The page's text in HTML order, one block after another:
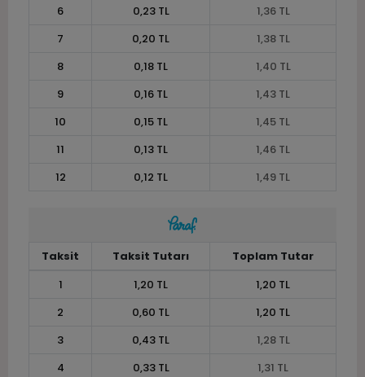
6 0,23 TL
1,36 TL
7
0,20 TL
1,38 TL
8
0,18 TL
1,40 TL
9
0,16 TL
1,43 TL
10
0,15 TL
1,45 TL
11
0,13 TL
1,46 TL
12
0,12 TL 1,49 TL
Taksit Taksit Tutarı
Toplam Tutar
1
1,20 TL
1,20 TL
2
0,60 TL
1,20 TL
3
0,43 TL
1,28 TL
4
0,33 TL
1,31 TL